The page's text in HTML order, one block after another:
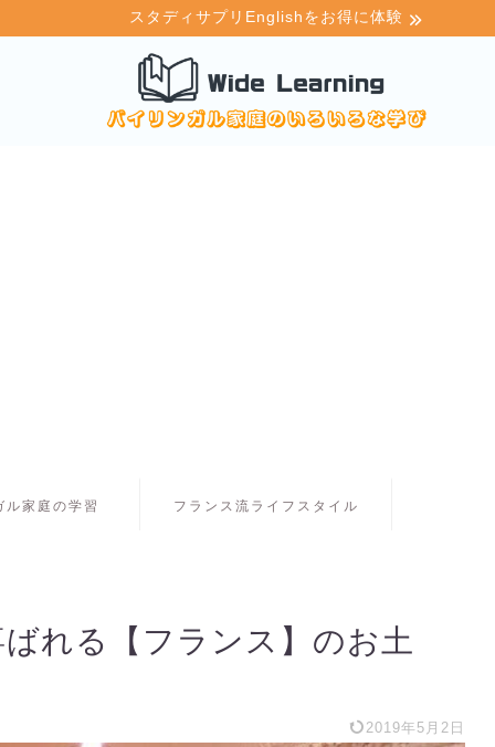
スタディサプリEnglishをお得に体験
ル家庭の学習 フランス流ライフスタイル
れる【フランス】のお土
2019年5月2日